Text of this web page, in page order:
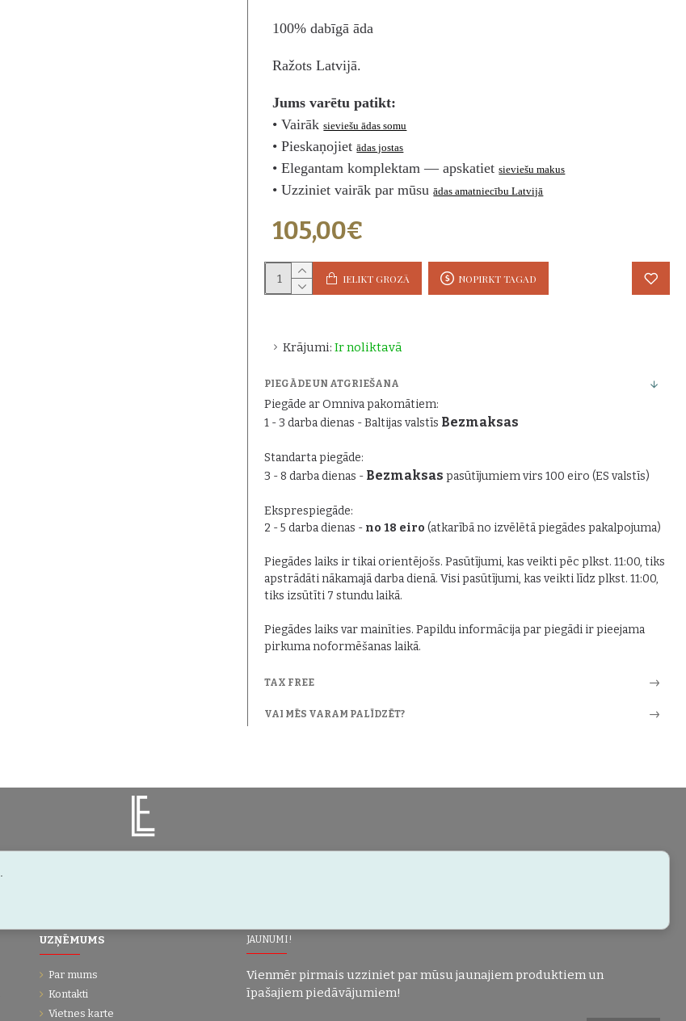
100% dabīgā āda
Ražots Latvijā.
Jums varētu patikt:
• Vairāksieviešu ādas somu
• Pieskaņojietādas jostas
• Elegantam komplektam — apskatietsieviešu makus
• Uzziniet vairāk par mūsuādas amatniecību Latvijā
Krājumi: Ir noliktavā
105,00€
IELIKT GROZĀ NOPIRKT TAGAD
PIEGĀDE UN ATGRIEŠANA
Piegāde ar Omniva pakomātiem:
1 - 3 darba dienas - Baltijas valstīs Bezmaksas
Standarta piegāde:
3 - 8 darba dienas - Bezmaksas pasūtījumiem virs 100 eiro (ES valstīs)
Eksprespiegāde:
2 - 5 darba dienas - no 18 eiro (atkarībā no izvēlētā piegādes pakalpojuma)
Piegādes laiks ir tikai orientējošs. Pasūtījumi, kas veikti pēc plkst. 11:00, tiks
apstrādāti nākamajā darba dienā. Visi pasūtījumi, kas veikti līdz plkst. 11:00,
tiks izsūtīti 7 stundu laikā.
Piegādes laiks var mainīties. Papildu informācija par piegādi ir pieejama
pirkuma noformēšanas laikā.
TAX FREE
VAI MĒS VARAM PALĪDZĒT?
UZŅĒMUMS
Par mums
Kontakti
Vietnes karte
JAUNUMI!
Vienmēr pirmais uzziniet par mūsu jaunajiem produktiem un
īpašajiem piedāvājumiem!